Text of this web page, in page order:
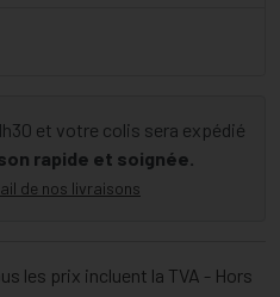
et votre colis sera expédié
rapide et soignée.
de nos livraisons
les prix incluent la TVA - Hors